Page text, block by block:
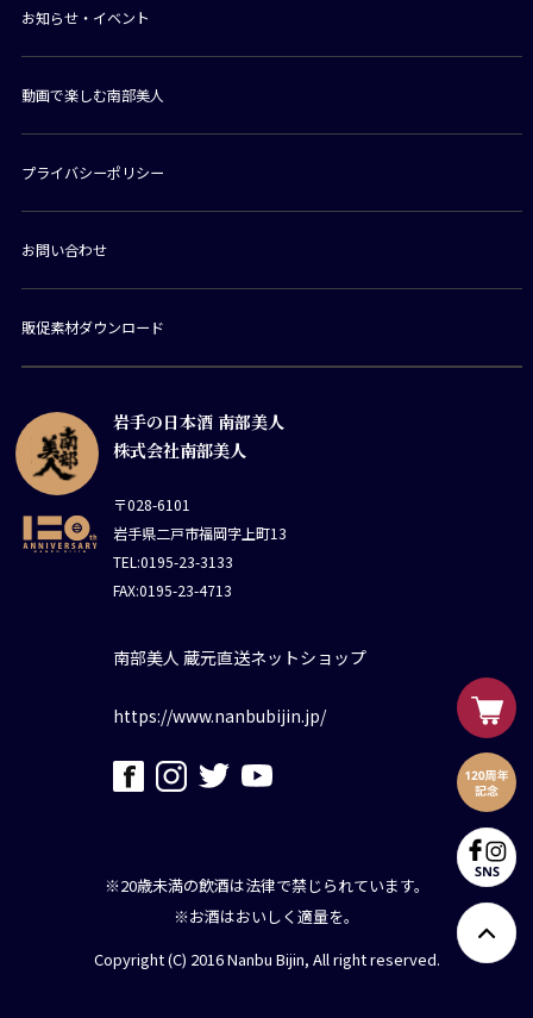
岩手の日本酒 南部美人
株式会社南部美人
〒028-6101
岩手県二戸市福岡字上町13
TEL:0195-23-3133
FAX:0195-23-4713
南部美人 蔵元直送ネットショップ
https://www.nanbubijin.jp/
お知らせ・イベント
動画で楽しむ南部美人
プライバシーポリシー
お問い合わせ
販促素材ダウンロード
※20歳未満の飲酒は法律で禁じられています。
※お酒はおいしく適量を。
Copyright (C) 2016 Nanbu Bijin, All right reserved.